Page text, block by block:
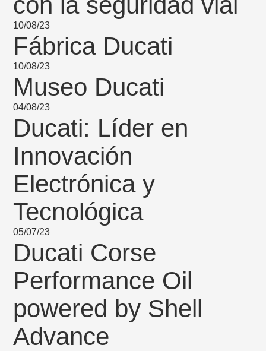
10/08/23
Fábrica Ducati
10/08/23
Museo Ducati
04/08/23
Ducati: Líder en
Innovación
Electrónica y
Tecnológica
05/07/23
Ducati Corse
Performance Oil
powered by Shell
Advance